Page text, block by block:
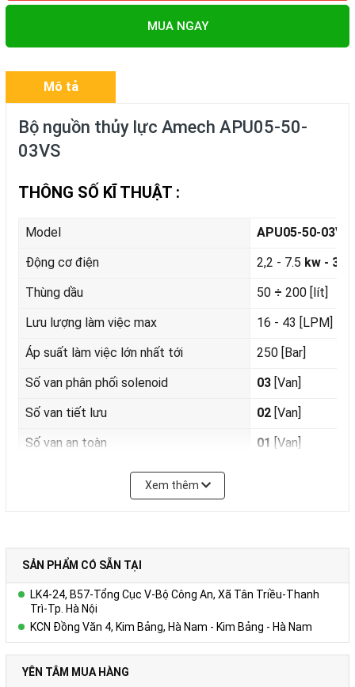
MUA NGAY
Mô tả
Bộ nguồn thủy lực Amech APU05-50-
03VS
THÔNG SỐ KĨ THUẬT :
Model
APU05-50-03VS
Động cơ điện
2,2 - 7.5 kw - 3
Thùng dầu
50 ÷ 200 [lít]
Lưu lượng làm việc max
16 - 43 [LPM]
Áp suất làm việc lớn nhất tới
250 [Bar]
Số van phân phối solenoid
03 [Van]
Số van tiết lưu
02 [Van]
Số van an toàn
01 [Van]
Nhiệt độ làm việc (Temperature)
Phụ kiện (Tùy chọn: Làm mát, van an
Xuất xứ
Amech - VietNam
Liên hệ trực tiếp số hotline để được
tư vấn
09.3838.8583
Xem thêm
SẢN PHẨM CÓ SẴN TẠI
LK4-24, B57-Tổng Cục V-Bộ Công An, Xã Tân Triều-Thanh
Trì-Tp. Hà Nội
KCN Đồng Văn 4, Kim Bảng, Hà Nam - Kim Bảng - Hà Nam
YÊN TÂM MUA HÀNG